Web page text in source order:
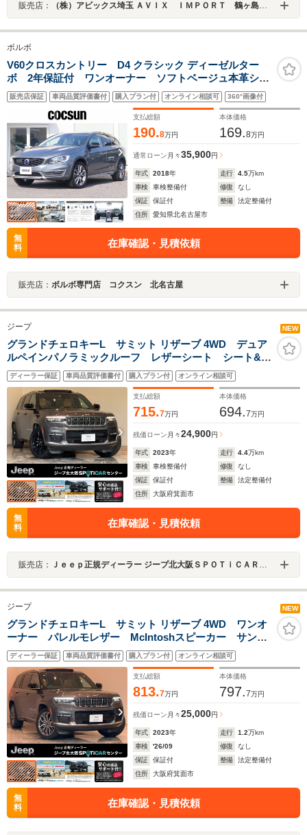
販売店： （株）アビックス埼玉 ＡＶＩＸ ＩＭＰＯＲＴ 鶴ヶ島インター店
ボルボ
V60クロスカントリー D4 クラシック ディーゼルター
ボ 2年保証付 ワンオーナー ソフトベージュ本革シー
ト パワーシート シートヒーター アーバンウッドパ
ネル チルトアップ機構付サンルーフ ナビゲーショ
ン リアビューカメラ キーレスドライブ 禁煙車
販売店保証 車両品質評価書付 購入プラン付 オンライン相談可 360°画像付
支払総額
190.8万円
本体価格
169.8万円
通常ローン 月々35,900円
年式 2018年 走行 4.5万km
車検
車検整備付 修復
なし
保証
保証付 整備
法定整備付
住所
愛知県北名古屋市
無
料
在庫確認・見積依頼
販売店： ボルボ専門店 コクスン 北名古屋
ジープ NEW
グランドチェロキーL サミット リザーブ 4WD デュア
ルペインパノラミックルーフ レザーシート シート&ス
テアリングヒーター シートクーラー 全周囲カメラ
AppleCarPlay Bluetooth 純正ナビ フルセグ
McIntosh製スピーカー ETC2.0 認定中古車保証
ディーラー保証 車両品質評価書付 購入プラン付 オンライン相談可
支払総額
715.7万円
本体価格
694.7万円
残価ローン 月々24,900円
年式 2023年 走行 4.4万km
車検
車検整備付 修復
なし
保証
保証付 整備
法定整備付
住所
大阪府箕面市
無
料
在庫確認・見積依頼
販売店： Ｊｅｅｐ正規ディーラー ジープ北大阪ＳＰＯＴｉＣＡＲセンター
ジープ NEW
グランドチェロキーL サミット リザーブ 4WD ワンオ
ーナー パレルモレザー McIntoshスピーカー サンル
ーフ AppleCarplay Bluetooth 純正ナビ フルセ
グ シートヒーター 前面衝突警報 アダプティブクル
ーズコントロール 360度カメラ 認定中古車保証
ディーラー保証 車両品質評価書付 購入プラン付 オンライン相談可
支払総額
813.7万円
本体価格
797.7万円
残価ローン 月々25,000円
年式 2023年 走行 1.2万km
車検
'26/09 修復
なし
保証
保証付 整備
法定整備付
住所
大阪府箕面市
無
料
在庫確認・見積依頼